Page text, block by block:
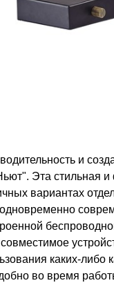
и
Эта стильная
вариантах
каких-либо
во время